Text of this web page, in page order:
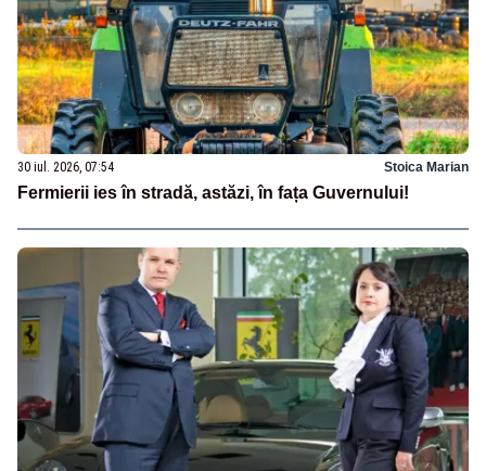
30 iul. 2026, 07:54 Stoica Marian
Fermierii ies în stradă, astăzi, în fața Guvernului!